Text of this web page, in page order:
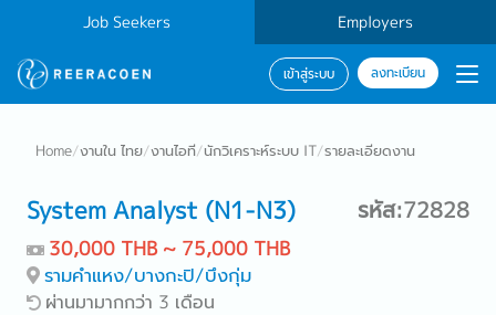
Job Seekers Employers
เข้าสู่ระบบ ลงทะเบียน
Home/งานใน ไทย/งานไอที/นักวิเคราะห์ระบบ IT/รายละเอียดงาน
System Analyst (N1-N3) รหัส:72828
30,000 THB ~ 75,000 THB
รามคำแหง/บางกะปิ/บึงกุ่ม
ผ่านมามากกว่า 3 เดือน